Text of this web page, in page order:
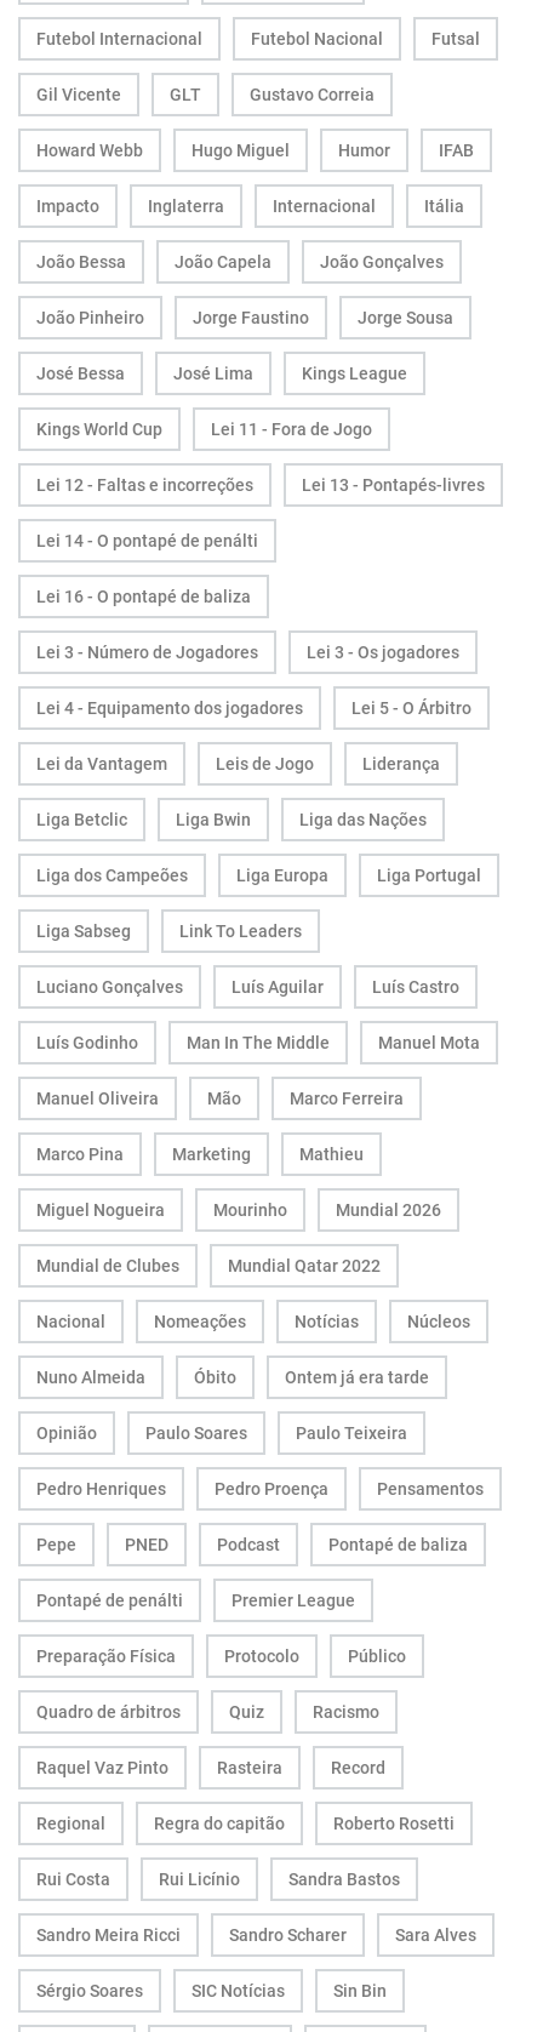
Futebol Internacional Futebol Nacional Futsal
Gil Vicente GLT Gustavo Correia
Howard Webb Hugo Miguel Humor IFAB
Impacto Inglaterra Internacional Itália
João Bessa João Capela João Gonçalves
João Pinheiro Jorge Faustino Jorge Sousa
José Bessa José Lima Kings League
Kings World Cup Lei 11 - Fora de Jogo
Lei 12 - Faltas e incorreções Lei 13 - Pontapés-livres
Lei 14 - O pontapé de penálti
Lei 16 - O pontapé de baliza
Lei 3 - Número de Jogadores Lei 3 - Os jogadores
Lei 4 - Equipamento dos jogadores Lei 5 - O Árbitro
Lei da Vantagem Leis de Jogo Liderança
Liga Betclic Liga Bwin Liga das Nações
Liga dos Campeões Liga Europa Liga Portugal
Liga Sabseg Link To Leaders
Luciano Gonçalves Luís Aguilar Luís Castro
Luís Godinho Man In The Middle Manuel Mota
Manuel Oliveira Mão Marco Ferreira
Marco Pina Marketing Mathieu
Miguel Nogueira Mourinho Mundial 2026
Mundial de Clubes Mundial Qatar 2022
Nacional Nomeações Notícias Núcleos
Nuno Almeida Óbito Ontem já era tarde
Opinião Paulo Soares Paulo Teixeira
Pedro Henriques Pedro Proença Pensamentos
Pepe PNED Podcast Pontapé de baliza
Pontapé de penálti Premier League
Preparação Física Protocolo Público
Quadro de árbitros Quiz Racismo
Raquel Vaz Pinto Rasteira Record
Regional Regra do capitão Roberto Rosetti
Rui Costa Rui Licínio Sandra Bastos
Sandro Meira Ricci Sandro Scharer Sara Alves
Sérgio Soares SIC Notícias Sin Bin